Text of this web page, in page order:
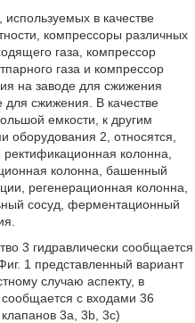
в качестве
компрессоры различных
газа, компрессор
газа и компрессор
на заводе для сжижения
для сжижения. В качестве
емкости, к другим
оборудования 2, относятся,
колонна,
колонна, башенный
регенерационная колонна,
сосуд, ферментационный
3 гидравлически сообщается
1 представленный вариант
случаю аспекту, в
с входами 36
3а, 3b, 3с)